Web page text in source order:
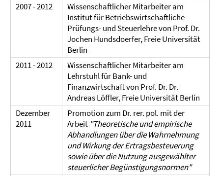
2007 - 2012
Wissenschaftlicher Mitarbeiter am
Institut für Betriebswirtschaftliche
Prüfungs- und Steuerlehre von Prof. Dr.
Jochen Hundsdoerfer, Freie Universität
Berlin
2011 - 2012
Wissenschaftlicher Mitarbeiter am
Lehrstuhl für Bank- und
Finanzwirtschaft von Prof. Dr. Dr.
Andreas Löffler, Freie Universität Berlin
Dezember
2011
Promotion zum Dr. rer. pol. mit der
Arbeit "Theoretische und empirische
Abhandlungen über die Wahrnehmung
und Wirkung der Ertragsbesteuerung
sowie über die Nutzung ausgewählter
steuerlicher Begünstigungsnormen"